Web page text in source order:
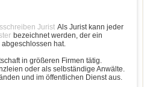
Jurist Als Jurist kann jeder
bezeichnet werden, der ein
hat.
in größeren Firmen tätig.
oder als selbständige Anwälte.
und im öffentlichen Dienst aus.